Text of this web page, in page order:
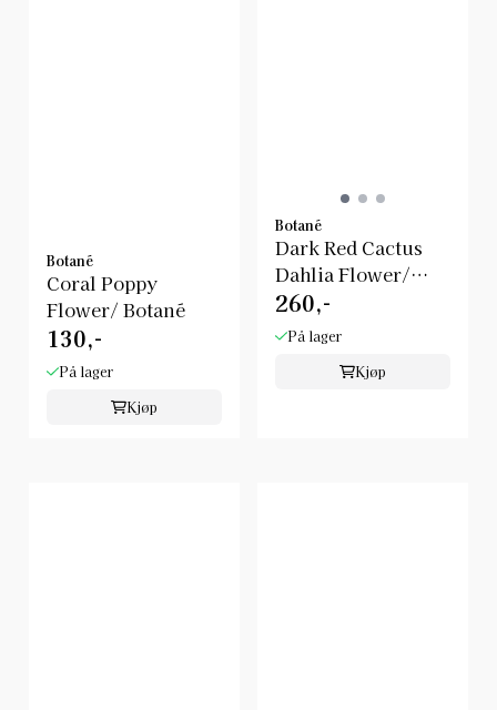
Botané
Coral Poppy
Flower/ Botané
130,-
På lager
Kjøp
Botané
Dark Red Cactus
Dahlia Flower/
Botanè
260,-
På lager
Kjøp